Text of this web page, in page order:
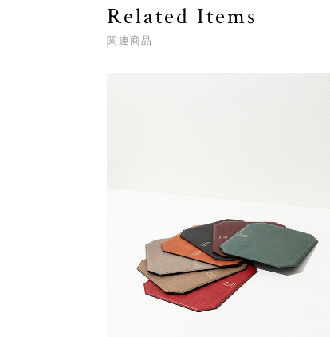
Related Items
関連商品